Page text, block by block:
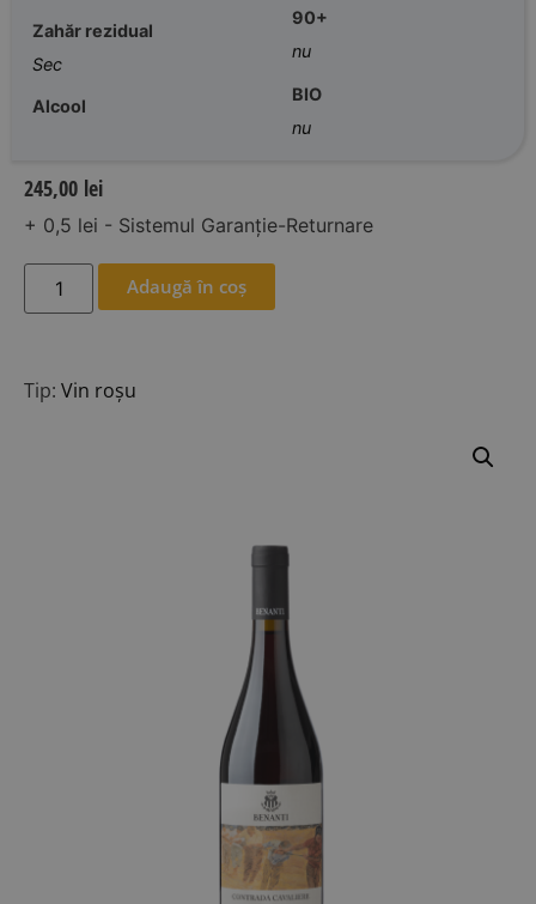
Zahăr rezidual
Sec
Alcool
90+
nu
BIO
nu
245,00 lei
+ 0,5 lei - Sistemul Garanție-Returnare
Adaugă în coș
Tip: Vin roșu